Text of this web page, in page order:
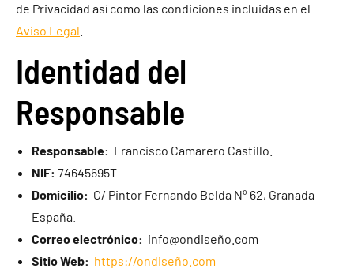
de Privacidad así como las condiciones incluidas en el
Aviso Legal
Identidad del
Responsable
Responsable: Francisco Camarero Castillo.
NIF: 74645695T
Domicilio: C/ Pintor Fernando Belda Nº 62, Granada -
España.
Correo electrónico: info@ondiseño.com
Sitio Web: https://ondiseño.com